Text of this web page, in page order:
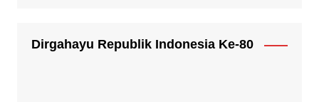
Dirgahayu Republik Indonesia Ke-80